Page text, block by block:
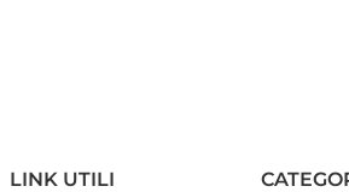
LINK UTILI